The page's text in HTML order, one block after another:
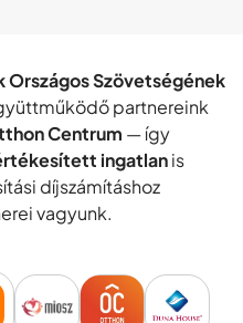
Szövetségének
partnereink
Centrum — így
ingatlanis
díjszámításhoz
vagyunk.